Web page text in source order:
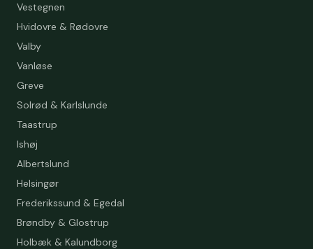
Vestegnen
Hvidovre & Rødovre
Valby
Vanløse
Greve
Solrød & Karlslunde
Taastrup
Ishøj
Albertslund
Helsingør
Frederikssund & Egedal
Brøndby & Glostrup
Holbæk & Kalundborg